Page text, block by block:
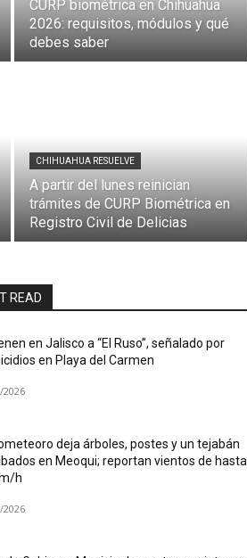
CURP biométrica en Chihuahua
2026: requisitos, módulos y qué
debes saber
CHIHUAHUA RESUELVE
A partir del lunes reinician
trámites de CURP Biométrica en
Registro Civil de Delicias
READ
en Jalisco a “El Ruso”, señalado por
en Playa del Carmen
2026
deja árboles, postes y un tejabán
en Meoqui; reportan vientos de hasta
h
2026